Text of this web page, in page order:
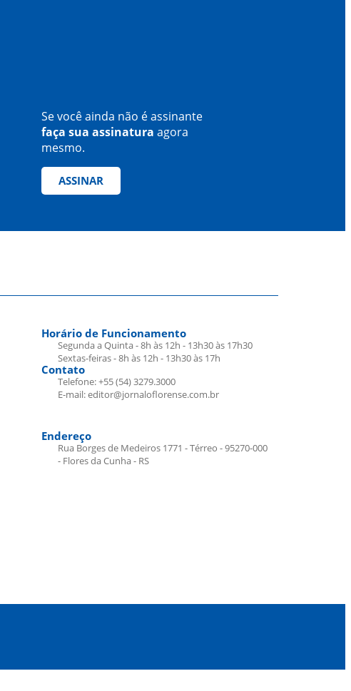
Se você ainda não é assinante
faça sua assinatura agora
mesmo.
ASSINAR
Horário de Funcionamento
Segunda a Quinta - 8h às 12h - 13h30 às 17h30
Sextas-feiras - 8h às 12h - 13h30 às 17h
Contato
Telefone: +55 (54) 3279.3000
E-mail: editor@jornaloflorense.com.br
Endereço
Rua Borges de Medeiros 1771 - Térreo - 95270-000
- Flores da Cunha - RS